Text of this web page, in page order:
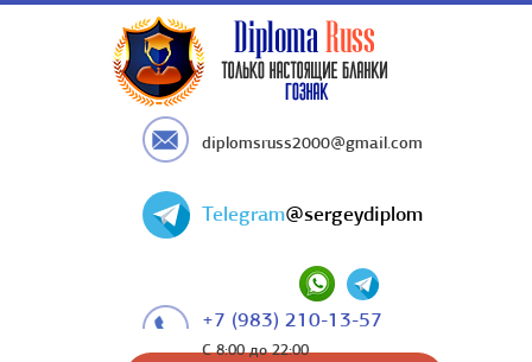
diplomsruss2000@gmail.com
Telegram@sergeydiplom
+7 (983) 210-13-57
С 8:00 до 22:00